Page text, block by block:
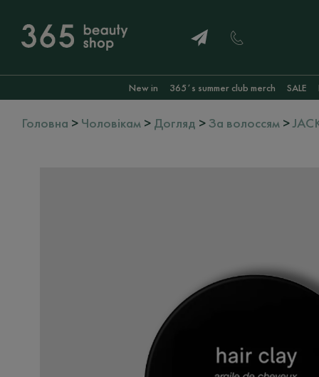
New in 365ʼs summer club merch SALE
Головна > Чоловікам > Догляд >За волоссям >